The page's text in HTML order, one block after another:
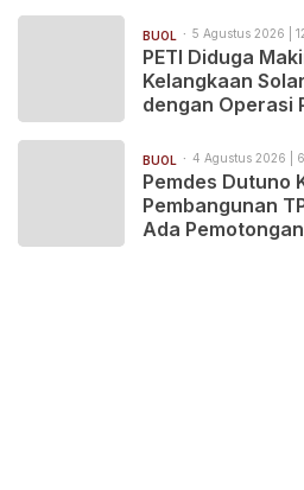
BUOL 5 Agustus 2026 |
PETI Diduga
Kelangkaan
dengan Operasi
BUOL 4 Agustus 2026 |
Pemdes Dutuno
Pembangunan
Ada